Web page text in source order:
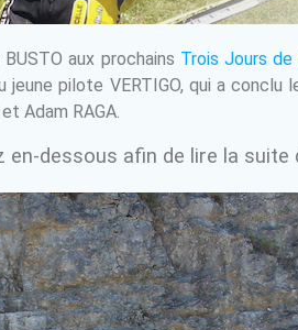
aux prochains Trois Jours de
pilote VERTIGO, qui a
Adam RAGA.
en-dessous afin de lire la